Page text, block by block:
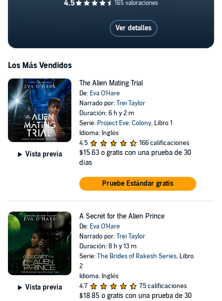
A Bride for the Alien Prince
Ver detalles
Los Más Vendidos
Vista previa
The Alien Mating Trial
De: Eva O'Hare
Narrado por:Trei Taylor
Duración: 6 h y 2 m
Serie: Project Eve: Colony, Libro 1
Idioma: Inglés
4.5
166 calificaciones
$15.63 o gratis con una prueba de 30
días
Pruebe Estándar gratis
Vista previa
A Secret for the Alien Prince
De: Eva O'Hare
Narrado por:Trei Taylor
Duración: 8 h y 13 m
Serie:The Brides of Rakesh Series, Libro
2
Idioma: Inglés
4.7
75 calificaciones
$18.85 o gratis con una prueba de 30